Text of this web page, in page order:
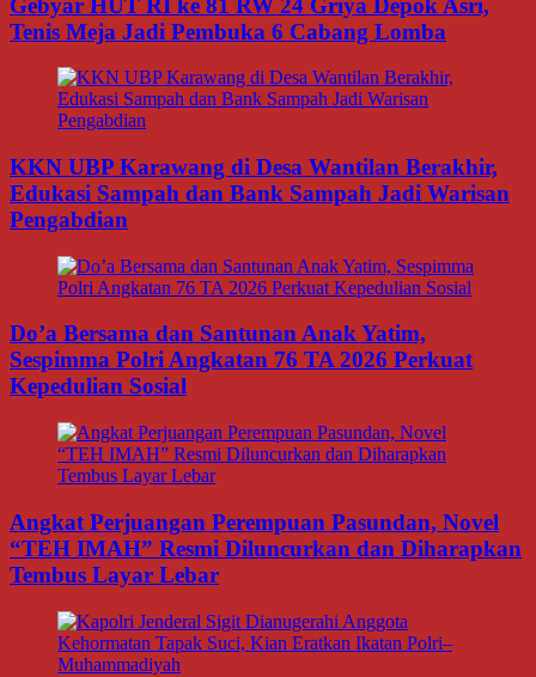
Tenis Meja Jadi Pembuka 6 Cabang Lomba
KKN UBP Karawang di Desa Wantilan Berakhir,
Edukasi Sampah dan Bank Sampah Jadi Warisan
Pengabdian
Do’a Bersama dan Santunan Anak Yatim,
Sespimma Polri Angkatan 76 TA 2026 Perkuat
Kepedulian Sosial
Angkat Perjuangan Perempuan Pasundan, Novel
“TEH IMAH” Resmi Diluncurkan dan Diharapkan
Tembus Layar Lebar